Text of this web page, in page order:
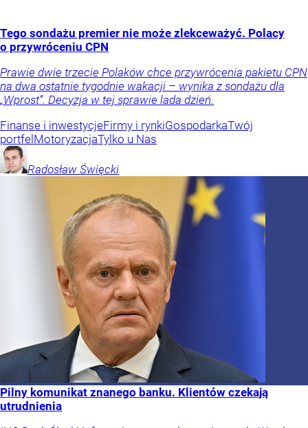
Tego sondażu premier nie może zlekceważyć. Polacy
o przywróceniu CPN
Prawie dwie trzecie Polaków chce przywrócenia pakietu CPN
na dwa ostatnie tygodnie wakacji – wynika z sondażu dla
„Wprost”. Decyzja w tej sprawie lada dzień.
Finanse i inwestycjeFirmy i rynkiGospodarkaTwój
portfelMotoryzacjaTylko u Nas
Radosław Święcki
Pilny komunikat znanego banku. Klientów czekają
utrudnienia